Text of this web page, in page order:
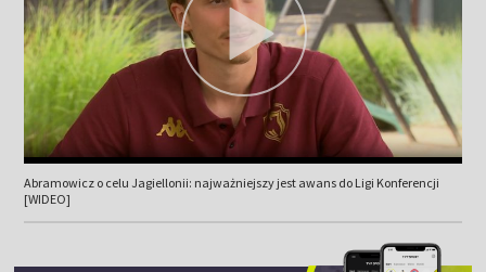
Abramowicz o celu Jagiellonii: najważniejszy jest awans do Ligi Konferencji
[WIDEO]